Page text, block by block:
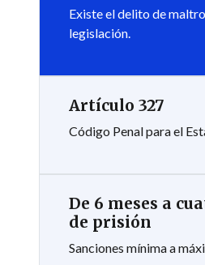
Existe el delito de
legislación.
Artículo 327
Código Penal para el
De 6 meses a
de prisión
Sanciones mínima a